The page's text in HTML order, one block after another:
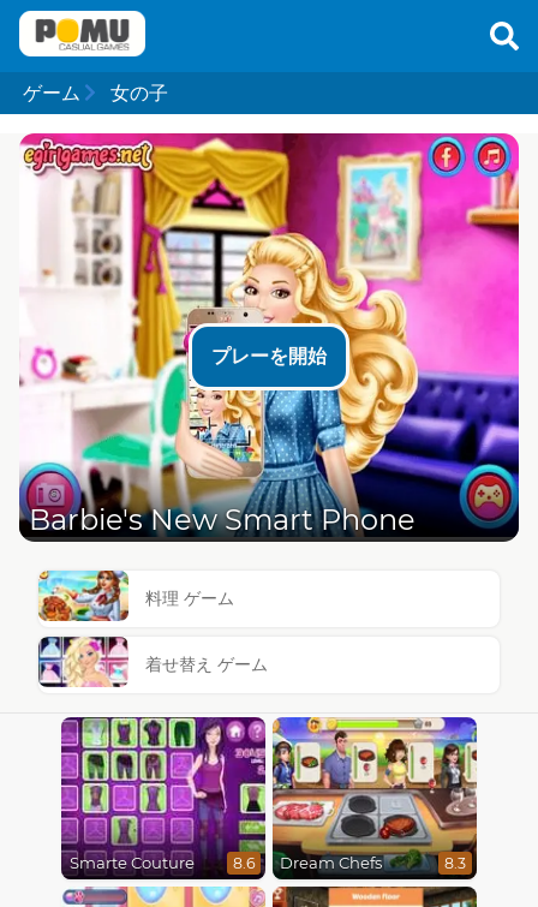
ゲーム 女の子
プレーを開始
Barbie's New Smart Phone
料理 ゲーム
着せ替え ゲーム
Smarte Couture 8.6 Dream Chefs 8.3